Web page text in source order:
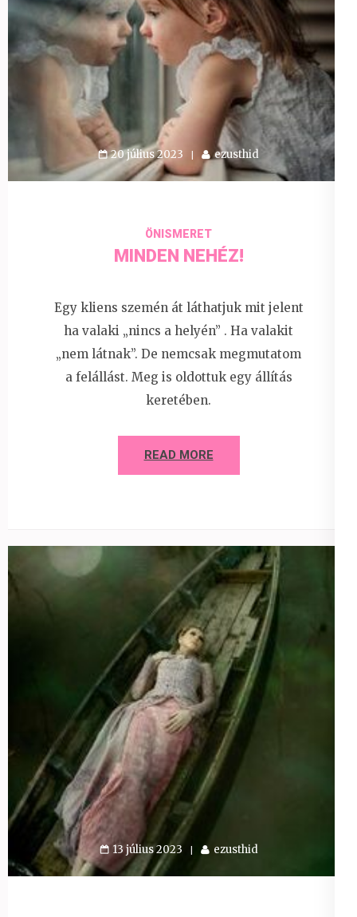
20 július 2023 ezusthid
ÖNISMERET
MINDEN NEHÉZ!
Egy kliens szemén át láthatjuk mit jelent
ha valaki „nincs a helyén” . Ha valakit
„nem látnak”. De nemcsak megmutatom
a felállást. Meg is oldottuk egy állítás
keretében.
READ MORE
13 július 2023 ezusthid